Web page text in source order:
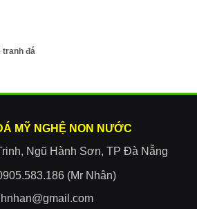
tranh đá
MỸ NGHỆ NON NƯỚC
Ngũ Hành Sơn, TP Đà Nẵng
(Mr Nhân)